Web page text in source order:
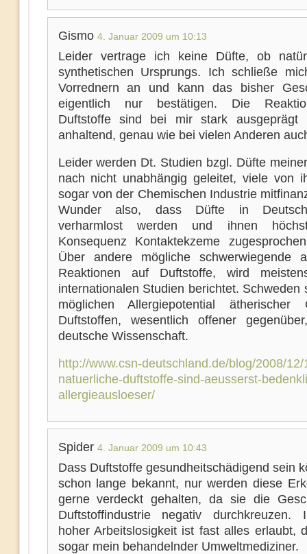
Gismo 4. Januar 2009 um 10:13
Leider vertrage ich keine Düfte, ob
synthetischen Ursprungs. Ich schließe
Vorrednern an und kann das bisher
eigentlich nur bestätigen. Die
Duftstoffe sind bei mir stark ausgeprägt
anhaltend, genau wie bei vielen Anderen
Leider werden Dt. Studien bzgl. Düfte
nach nicht unabhängig geleitet, viele von
sogar von der Chemischen Industrie
Wunder also, dass Düfte in
verharmlost werden und ihnen
Konsequenz Kontaktekzeme
Über andere mögliche schwerwiegende
Reaktionen auf Duftstoffe, wird
internationalen Studien berichtet. Schweden
möglichen Allergiepotential
Duftstoffen, wesentlich offener
deutsche Wissenschaft.
http://www.csn-deutschland.de/blog/2008/12/
natuerliche-duftstoffe-sind-aeusserst-
allergieausloeser/
Spider 4. Januar 2009 um 10:43
Dass Duftstoffe gesundheitschädigend sein
schon lange bekannt, nur werden diese
gerne verdeckt gehalten, da sie die
Duftstoffindustrie negativ durchkreuzen.
hoher Arbeitslosigkeit ist fast alles erlaubt,
sogar mein behandelnder Umweltmediziner.